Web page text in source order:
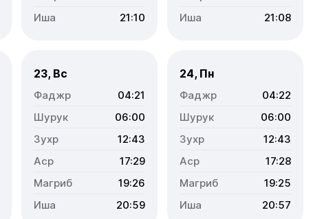
21:10
21:08
23, Вс
04:21
06:00
12:43
17:29
19:26
20:59
24, Пн
04:22
06:00
12:43
17:28
19:25
20:57